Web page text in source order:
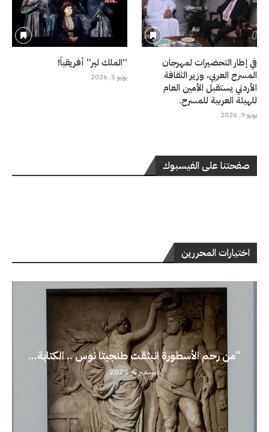
في إطار التحضيرات لمهرجان
المسرح العربي، وزير الثقافة
الأردني يستقبل الأمين العام
للهيئة العربية للمسرح.
يونيو 9, 2026
“الملك لير” أفريقياً!
يونيو 5, 2026
صفحتنا على الفيسبوك
اختيارات المحررين
“من رحم الأسطورة انبثقت طنجيتا نوس .. الكتابة...
ديسمبر 6, 2025